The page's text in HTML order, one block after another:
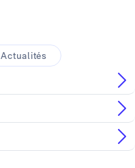
Actualités